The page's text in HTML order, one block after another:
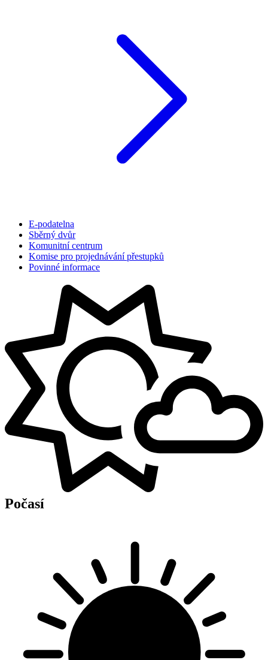
E-podatelna
Sběrný dvůr
Komunitní centrum
Komise pro projednávání přestupků
Povinné informace
Počasí